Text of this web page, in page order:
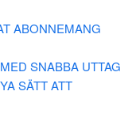
ABONNEMANG
SNABBA UTTAG
SÄTT ATT